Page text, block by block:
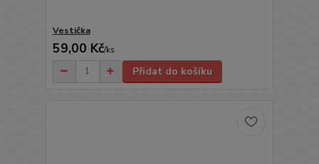
Vestička
59,00 Kč/ks
Přidat do košíku